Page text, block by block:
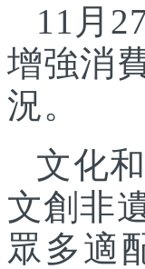
11月
增強消
況。
文化
文創非
眾多適